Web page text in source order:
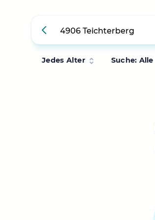
Jedes Alter Suche: Alle